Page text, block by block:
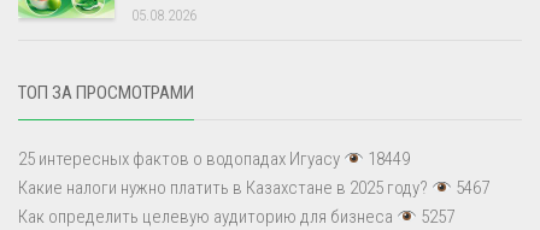
05.08.2026
ТОП ЗА ПРОСМОТРАМИ
25 интересных фактов о водопадах Игуасу
18449
Какие налоги нужно платить в Казахстане в 2025 году?
5467
Как определить целевую аудиторию для бизнеса
5257